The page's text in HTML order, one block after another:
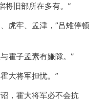
将旧部所在多有。”
虎牢、孟津，”吕雉停顿
霍子孟素有嫌隙。”
大将军担忧。”
，霍大将军必不会抗